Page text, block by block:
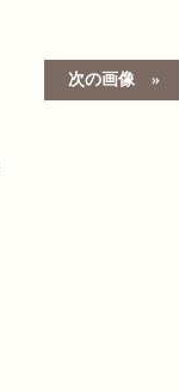
次の画像